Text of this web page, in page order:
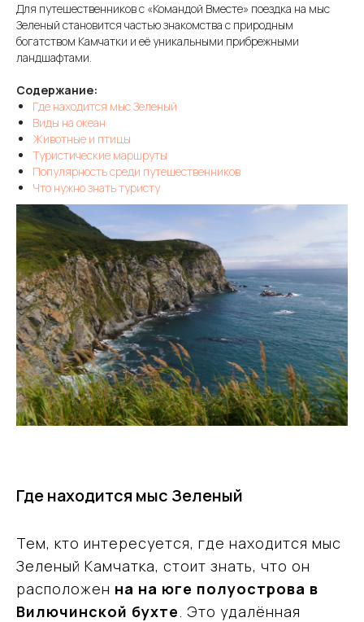
Для путешественников с «Командой Вместе» поездка на мыс
Зеленый становится частью знакомства с природным
богатством Камчатки и её уникальными прибрежными
ландшафтами.
Содержание:
Где находится мыс Зеленый
Виды на океан
Животные и птицы
Туристические маршруты
Популярность среди путешественников
Что нужно знать туристу
Где находится мыс Зеленый
Тем, кто интересуется, где находится мыс
Зеленый Камчатка, стоит знать, что он
расположен на на юге полуострова в
Вилючинской бухте. Это удалённая